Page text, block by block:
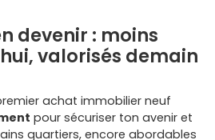
devenir : moins
valorisés demain
achat immobilier neuf
pour sécuriser ton avenir et
quartiers, encore abordables